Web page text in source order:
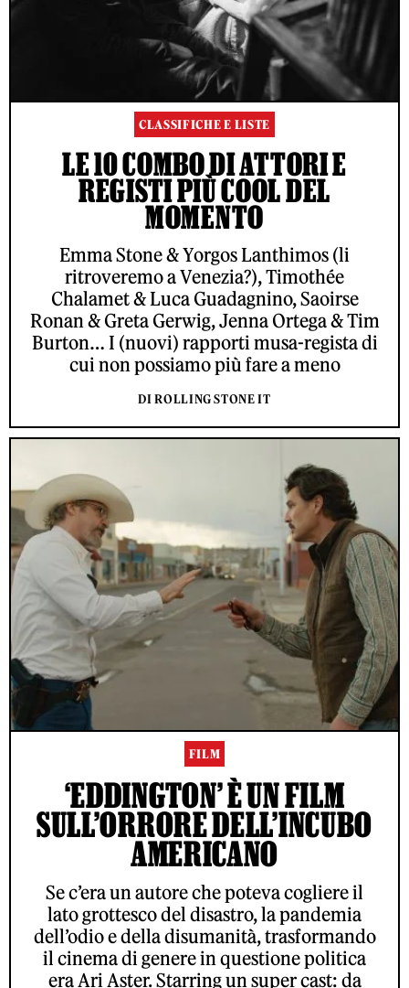
CLASSIFICHE E LISTE
LE 10 COMBO DI ATTORI E
REGISTI PIÙ COOL DEL
MOMENTO
Emma Stone & Yorgos Lanthimos (li
ritroveremo a Venezia?), Timothée
Chalamet & Luca Guadagnino, Saoirse
Ronan & Greta Gerwig, Jenna Ortega & Tim
Burton… I (nuovi) rapporti musa-regista di
cui non possiamo più fare a meno
DI ROLLING STONE IT
FILM
‘EDDINGTON’ È UN FILM
SULL’ORRORE DELL’INCUBO
AMERICANO
Se c’era un autore che poteva cogliere il
lato grottesco del disastro, la pandemia
dell’odio e della disumanità, trasformando
il cinema di genere in questione politica
era Ari Aster. Starring un super cast: da